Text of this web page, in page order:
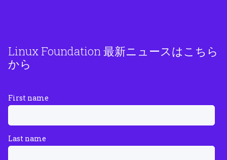
Linux Foundation 最新ニュースはこちら
から
First name
Last name